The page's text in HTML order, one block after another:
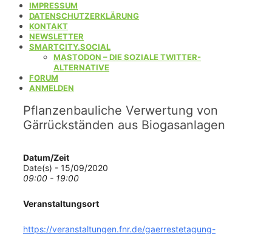
IMPRESSUM
DATENSCHUTZERKLÄRUNG
KONTAKT
NEWSLETTER
SMARTCITY.SOCIAL
MASTODON – DIE SOZIALE TWITTER-
ALTERNATIVE
FORUM
ANMELDEN
Pflanzenbauliche Verwertung von
Gärrückständen aus Biogasanlagen
Datum/Zeit
Date(s) - 15/09/2020
09:00 - 19:00
Veranstaltungsort
https://veranstaltungen.fnr.de/gaerrestetagung-